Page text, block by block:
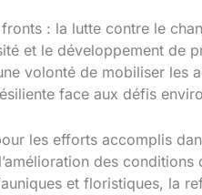
: la lutte contre le
et le développement de
volonté de mobiliser les
face aux défis
les efforts accomplis
des
et floristiques, la